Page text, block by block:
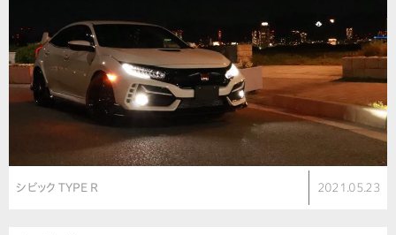
シビック TYPE R 2021.05.23